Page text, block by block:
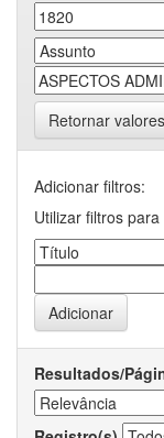
Retornar valores
Adicionar filtros:
Utilizar filtros
Resultados/